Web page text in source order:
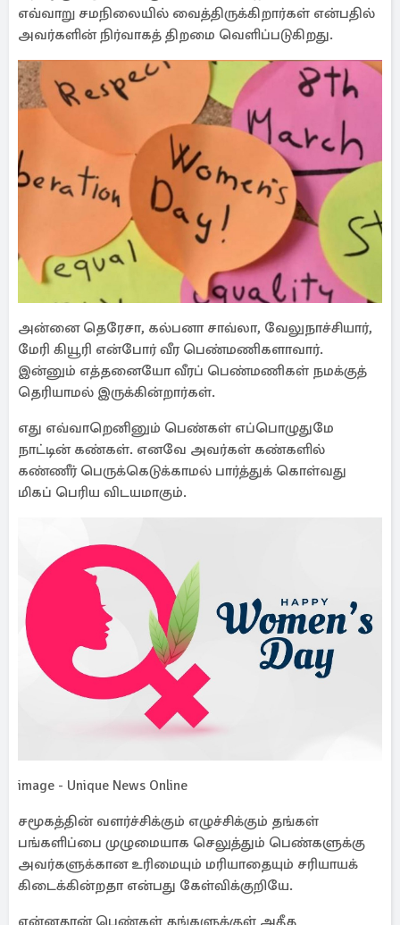
எவ்வாறு சமநிலையில் வைத்திருக்கிறார்கள் என்பதில்
அவர்களின் நிர்வாகத் திறமை வெளிப்படுகிறது.
அன்னை தெரேசா, கல்பனா சாவ்லா, வேலுநாச்சியார்,
மேரி கியூரி என்போர் வீர பெண்மணிகளாவார்.
இன்னும் எத்தனையோ வீரப் பெண்மணிகள் நமக்குத்
தெரியாமல் இருக்கின்றார்கள்.
எது எவ்வாறெனினும் பெண்கள் எப்பொழுதுமே
நாட்டின் கண்கள். எனவே அவர்கள் கண்களில்
கண்ணீர் பெருக்கெடுக்காமல் பார்த்துக் கொள்வது
மிகப் பெரிய விடயமாகும்.
image - Unique News Online
சமூகத்தின் வளர்ச்சிக்கும் எழுச்சிக்கும் தங்கள்
பங்களிப்பை முழுமையாக செலுத்தும் பெண்களுக்கு
அவர்களுக்கான உரிமையும் மரியாதையும் சரியாயக்
கிடைக்கின்றதா என்பது கேள்விக்குறியே.
என்னதான் பெண்கள் தங்களுக்குள் அதீத